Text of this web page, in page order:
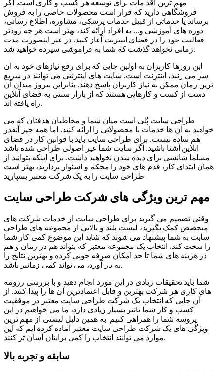
مهم ترین اقدامات برای توسعه هر کسب و کاری است. اگر
فروشگاهی دارید که قرار است محصولات خاصی را به فروش
برساند یا خدماتی از قبیل خدمات پزشکی، مشاوره، اطلاع رسانی،
دوره های آموزشی و... به افراد ارائه کند، بهتر است هر چه زودتر
فعالیت خود را در فضای اینترنت آغاز کنید. در غیر اینصورت مدت
زمانی نخواهد گذشت که شما به فراموشی سپرده خواهید شد.
این روزها کاربران به اولین جایی که برای رفع نیازهای خود به آن
سر می زنند، اینترنت است. سایت های اینترنتی می توانند در سریع
ترین زمان ممکن به نیاز کاربران پاسخ دهند. بنابراین پیروز میدان آن
دست از کسب و کارهایی هستند که از بازار سنتی به فضای آنلاین
راه یافته اند.
طراحی سایت پُلی است میان شما و مخاطبان هدفتان که می
خواهید به آن ها خدمات یا محصولاتی را ارائه کنید. اما همه چیز آنقدر
هم ساده نیست. برای طراحی سایت باید با قوانین کار در فضای
آنلاین آشنا باشید. اگر سایت شما غیر اصولی طراحی شده باشد
مسلما شانسی برای دیده شدن نخواهید داشت. برای اینکه بتوانید از
همان ابتدای کار، قدم های خود را محکم و استوار بردارید، بهتر است
طراحی سایت را به یک شرکت معتبر بسپارید.
مهم ترین ویژگی های شرکت طراحی سایت
وقتی تصمیم می گیرید برای طراحی سایت از خدمات شرکت های
متخصص کمک بگیرید، لیست بلند و بالایی از مجموعه های طراحی
سایت به شما پیشنهاد می شوند که شاید این موضوع کمی کار شما
را سخت کند. انتخاب یک مجموعه معتبر که بتواند هم در زمان و هم
در هزینه های شما تا حد امکان صرفه جویی کرده و بهترین نتایج را
به بار آورد، می تواند کمی زمانبر باشد.
شما باید تحقیقات زیادی در این مورد انجام دهید و با بررسی رزومه
های کاری هر شرکت بهترین و قابل اعتمادترین آن ها را پیدا کنید. از
آن جایی که انتخاب یک شرکت طراحی سایت معتبر در موفقیت
کسب و کار شما تاثیر بسیار زیادی دارد، ما می خواهیم در این
پروسه شما را همراهی کنیم. به همین دلیل لیستی از مهم ترین
ویژگی های یک شرکت طراحی سایت معتبر آماده کرده ایم که این
موارد می توانند انتخاب را کمی برایتان آسان تر کنند.
سابقه و تجربه بالا